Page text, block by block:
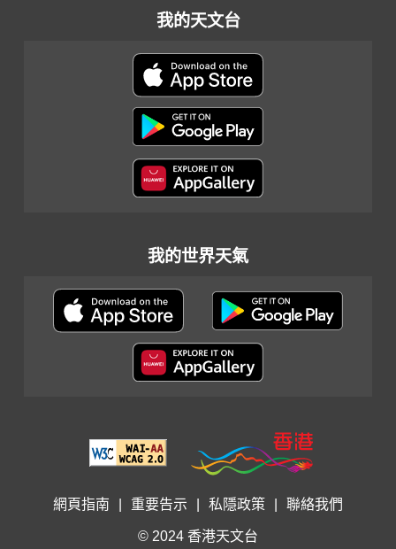
我的天文台
我的世界天氣
網頁指南 重要告示 私隱政策 聯絡我們
© 2024 香港天文台